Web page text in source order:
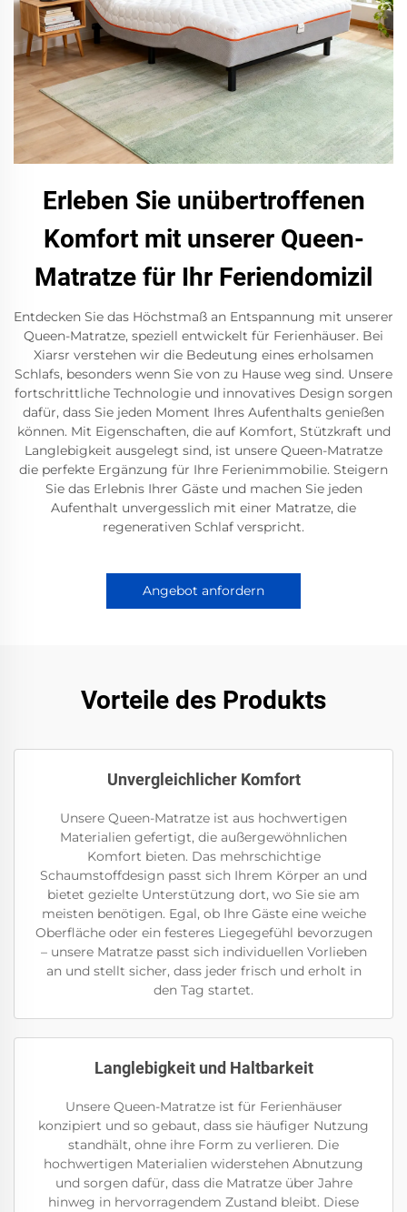
Erleben Sie unübertroffenen
Komfort mit unserer Queen-
Matratze für Ihr Feriendomizil
Entdecken Sie das Höchstmaß an Entspannung mit unserer
Queen-Matratze, speziell entwickelt für Ferienhäuser. Bei
Xiarsr verstehen wir die Bedeutung eines erholsamen
Schlafs, besonders wenn Sie von zu Hause weg sind. Unsere
fortschrittliche Technologie und innovatives Design sorgen
dafür, dass Sie jeden Moment Ihres Aufenthalts genießen
können. Mit Eigenschaften, die auf Komfort, Stützkraft und
Langlebigkeit ausgelegt sind, ist unsere Queen-Matratze
die perfekte Ergänzung für Ihre Ferienimmobilie. Steigern
Sie das Erlebnis Ihrer Gäste und machen Sie jeden
Aufenthalt unvergesslich mit einer Matratze, die
regenerativen Schlaf verspricht.
Angebot anfordern
Vorteile des Produkts
Unvergleichlicher Komfort
Unsere Queen-Matratze ist aus hochwertigen
Materialien gefertigt, die außergewöhnlichen
Komfort bieten. Das mehrschichtige
Schaumstoffdesign passt sich Ihrem Körper an und
bietet gezielte Unterstützung dort, wo Sie sie am
meisten benötigen. Egal, ob Ihre Gäste eine weiche
Oberfläche oder ein festeres Liegegefühl bevorzugen
– unsere Matratze passt sich individuellen Vorlieben
an und stellt sicher, dass jeder frisch und erholt in
den Tag startet.
Langlebigkeit und Haltbarkeit
Unsere Queen-Matratze ist für Ferienhäuser
konzipiert und so gebaut, dass sie häufiger Nutzung
standhält, ohne ihre Form zu verlieren. Die
hochwertigen Materialien widerstehen Abnutzung
und sorgen dafür, dass die Matratze über Jahre
hinweg in hervorragendem Zustand bleibt. Diese